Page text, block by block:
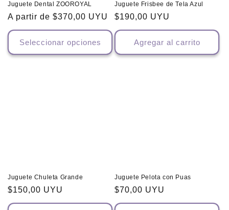
Juguete Dental ZOOROYAL
Precio
habitual
A partir de $370,00 UYU
Seleccionar opciones
Juguete Frisbee de Tela Azul
Precio
habitual
$190,00 UYU
Agregar al carrito
Juguete Chuleta Grande
Precio
habitual
$150,00 UYU
Juguete Pelota con Puas
Precio
habitual
$70,00 UYU